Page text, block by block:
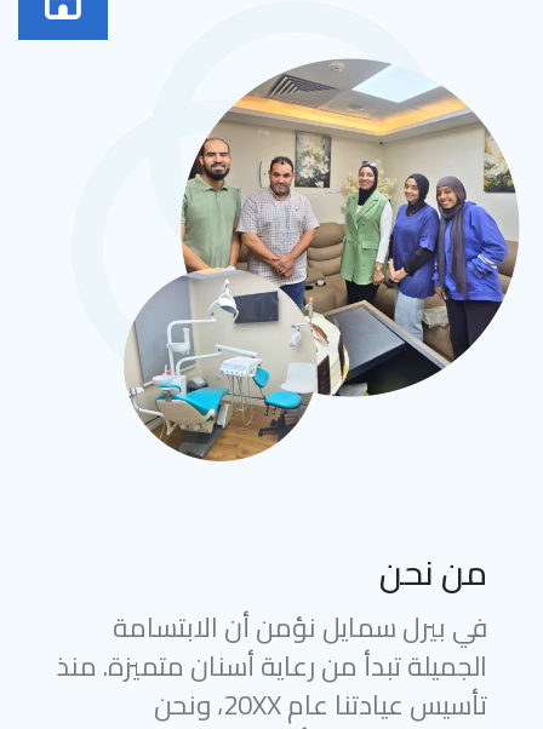
من نحن
في بيرل سمايل نؤمن أن الابتسامة
الجميلة تبدأ من رعاية أسنان متميزة. منذ
تأسيس عيادتنا عام 20XX، ونحن